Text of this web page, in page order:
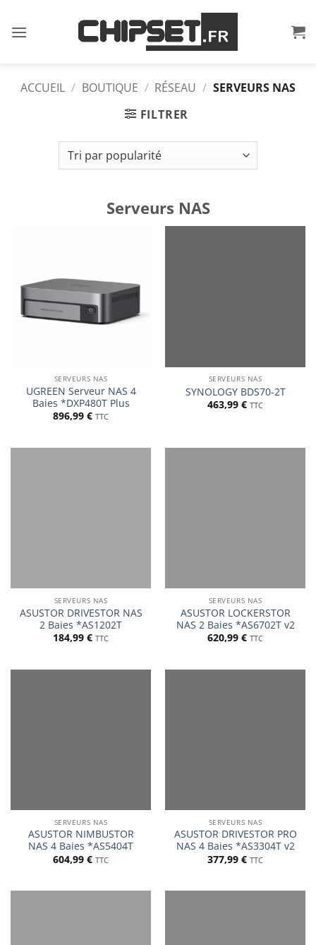
au
ACCUEIL / BOUTIQUE / RÉSEAU / SERVEURS NAS
FILTRER
Serveurs NAS
SERVEURS NAS
UGREEN Serveur NAS 4
Baies *DXP480T Plus
896,99 € TTC
SERVEURS NAS
SYNOLOGY BDS70-2T
463,99 € TTC
SERVEURS NAS
ASUSTOR DRIVESTOR NAS
2 Baies *AS1202T
184,99 € TTC
SERVEURS NAS
ASUSTOR LOCKERSTOR
NAS 2 Baies *AS6702T v2
620,99 € TTC
SERVEURS NAS
ASUSTOR NIMBUSTOR
NAS 4 Baies *AS5404T
604,99 € TTC
SERVEURS NAS
ASUSTOR DRIVESTOR PRO
NAS 4 Baies *AS3304T v2
377,99 € TTC